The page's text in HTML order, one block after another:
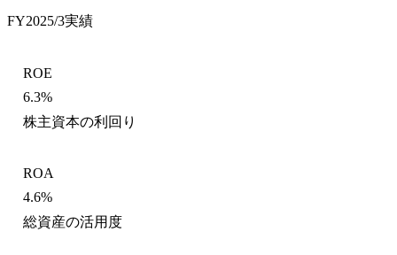
FY2025/3実績
ROE
6.3%
株主資本の利回り
ROA
4.6%
総資産の活用度